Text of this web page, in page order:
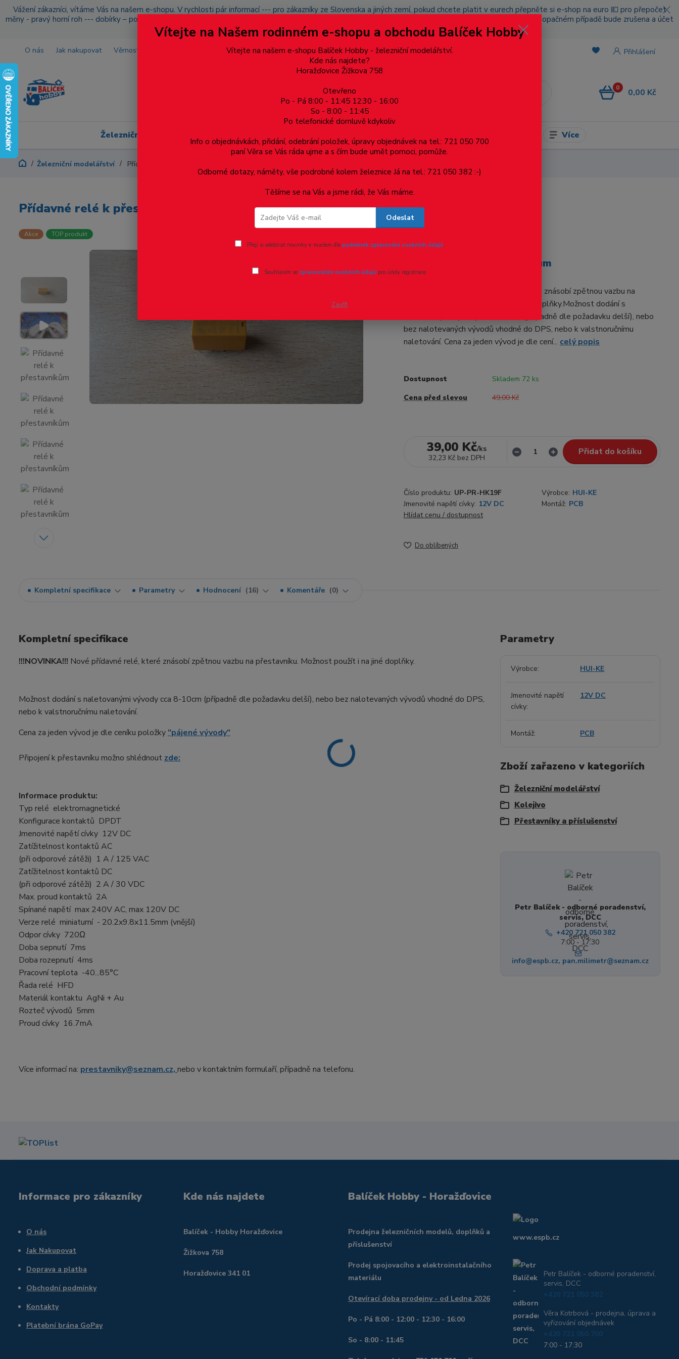
Vážení zákazníci, vítáme Vás na našem e-shopu. V rychlosti pár informací --- pro zákazníky ze Slovenska a jiných zemí, pokud chcete platit v eurech přepněte si e-shop na euro 💶 pro přepočet
měny - pravý horní roh --- dobírky – pokud si z nějakého důvodu zásilku nevyzvednete, bude po domluvě zaslána znovu s opětovnou platbou za poštovné, v opačném případě bude zrušena a účet
přidán na blacklist a rušeny následující objednávky.
O nás Jak nakupovat Věrnostní program Doprava a platba Více Přihlášení
0 0,00 Kč
Železniční modelářství Dárkové poukazy, upomínkové předměty Více
Železniční modelářství Přídavné relé k přestavníkům
Přídavné relé k přestavníkům
Akce TOP produkt
- 20 %
Přídavné relé k přestavníkům
!!!NOVINKA!!! Nové přídavné relé, které znásobí zpětnou vazbu na
přestavníku. Možnost použít i na jiné doplňky.Možnost dodání s
naletovanými vývody cca 8-10cm (případně dle požadavku delší), nebo
bez nalotevaných vývodů vhodné do DPS, nebo k valstnoručnímu
naletování. Cena za jeden vývod je dle cení... celý popis
Dostupnost
Skladem 72 ks
Cena před slevou
49,00 Kč
39,00 Kč/ks
32,23 Kč bez DPH
Přidat do košíku
Číslo produktu: UP-PR-HK19F Výrobce: HUI-KE
Jmenovité napětí cívky: 12V DC Montáž: PCB
Hlídat cenu / dostupnost
Do oblíbených
Kompletní specifikace Parametry Hodnocení 16 Komentáře 0
Kompletní specifikace
!!!NOVINKA!!! Nové přídavné relé, které znásobí zpětnou vazbu na přestavníku. Možnost použít i na jiné doplňky.
Možnost dodání s naletovanými vývody cca 8-10cm (případně dle požadavku delší), nebo bez nalotevaných vývodů vhodné do DPS,
nebo k valstnoručnímu naletování.
Cena za jeden vývod je dle ceníku položky "pájené vývody"
Připojení k přestavníku možno shlédnout zde:
Informace produktu:
Typ relé elektromagnetické
Konfigurace kontaktů DPDT
Jmenovité napětí cívky 12V DC
Zatížitelnost kontaktů AC
(při odporové zátěži) 1 A / 125 VAC
Zatížitelnost kontaktů DC
(při odporové zátěži) 2 A / 30 VDC
Max. proud kontaktů 2A
Spínané napětí max 240V AC, max 120V DC
Verze relé miniaturní - 20.2x9.8x11.5mm (vnější)
Odpor cívky 720Ω
Doba sepnutí 7ms
Doba rozepnutí 4ms
Pracovní teplota -40...85°C
Řada relé HFD
Materiál kontaktu AgNi + Au
Rozteč vývodů 5mm
Proud cívky 16.7mA
Více informací na: prestavniky@seznam.cz, nebo v kontaktním formulaří, případně na telefonu.
Parametry
Výrobce HUI-KE
Jmenovité napětí
cívky
12V DC
Montáž PCB
Zboží zařazeno v kategoriích
Železniční modelářství
Kolejivo
Přestavníky a příslušenství
Petr Balíček - odborné poradenství,
servis, DCC
+420 721 050 382
7:00 - 17:30
info@espb.cz, pan.milimetr@seznam.cz
Informace pro zákazníky
O nás
Jak Nakupovat
Doprava a platba
Obchodní podmínky
Kontakty
Platební brána GoPay
Kde nás najdete
Balíček - Hobby Horažďovice
Žižkova 758
Horažďovice 341 01
Balíček Hobby - Horažďovice
Prodejna železničních modelů, doplňků a
příslušenství
Prodej spojovacího a elektroinstalačního
materiálu
Otevírací doba prodejny - od Ledna 2026
Po - Pá 8:00 - 12:00 - 12:30 - 16:00
So - 8:00 - 11:45
www.espb.cz
Petr Balíček - odborné poradenství,
servis, DCC
+420 721 050 382
Věra Kotrbová - prodejna, úprava a
vyřizování objednávek
+420 721 050 700
7:00 - 17:30
Vítejte na Našem rodinném e-shopu a obchodu Balíček Hobby
Vítejte na našem e-shopu Balíček Hobby - železniční modelářství.
Kde nás najdete?
Horažďovice Žižkova 758
Otevřeno
Po - Pá 8:00 - 11:45 12:30 - 16:00
So - 8:00 - 11:45
Po telefonické domluvě kdykoliv
Info o objednávkách, přidání, odebrání položek, úpravy objednávek na tel.: 721 050 700
paní Věra se Vás ráda ujme a s čím bude umět pomoci, pomůže.
Odborné dotazy, náměty, vše podrobné kolem železnice Já na tel.: 721 050 382 :-)
Těšíme se na Vás a jsme rádi, že Vás máme.
Odeslat
Přeji si odebírat novinky e-mailem dle podmínek zpracování osobních údajů.
Souhlasím se zpracováním osobních údajůpro účely registrace.
Zavřít